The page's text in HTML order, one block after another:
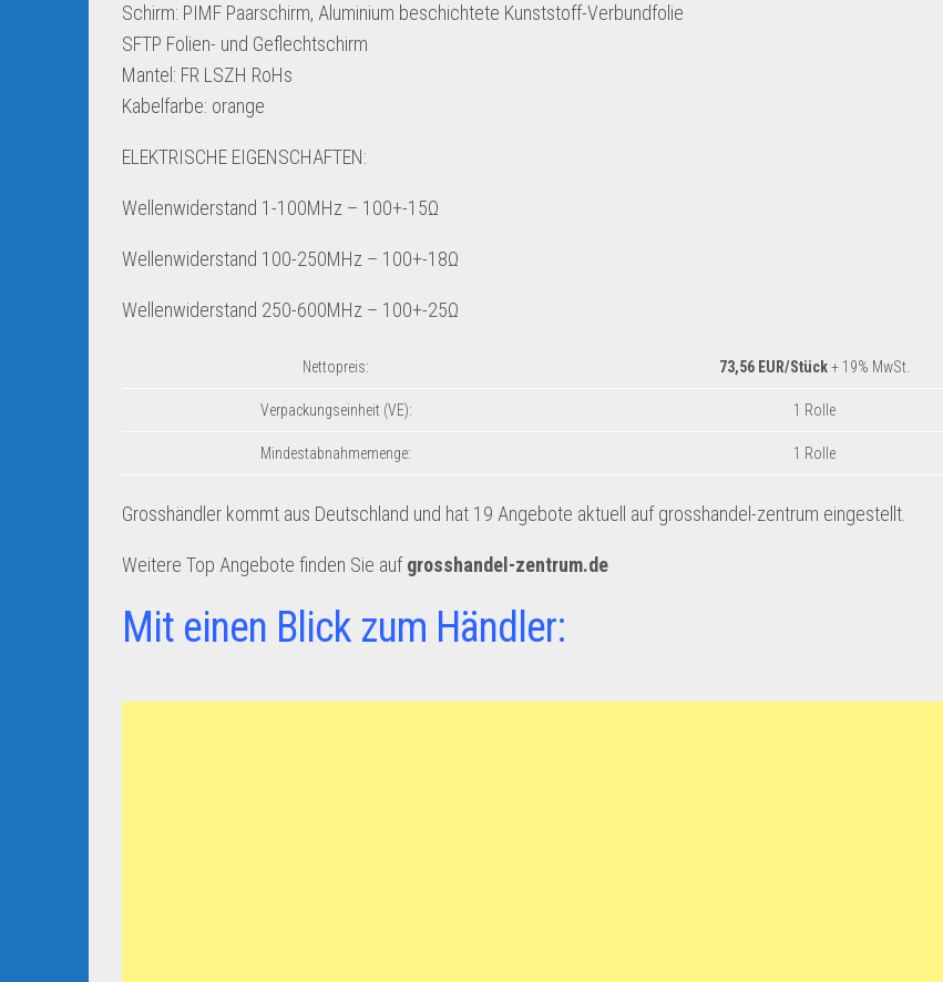
Schirm: PIMF Paarschirm, Aluminium beschichtete Kunststoff-Verbundfolie
SFTP Folien- und Geflechtschirm
Mantel: FR LSZH RoHs
Kabelfarbe: orange
ELEKTRISCHE EIGENSCHAFTEN:
Wellenwiderstand 1-100MHz – 100+-15Ω
Wellenwiderstand 100-250MHz – 100+-18Ω
Wellenwiderstand 250-600MHz – 100+-25Ω
Nettopreis: 73,56 EUR/Stück+ 19% MwSt.
Verpackungseinheit (VE): 1 Rolle
Mindestabnahmemenge: 1 Rolle
Grosshändler kommt aus Deutschland und hat 19 Angebote aktuell auf grosshandel-zentrum eingestellt.
Weitere Top Angebote finden Sie aufgrosshandel-zentrum.de
Mit einen Blick zum Händler: